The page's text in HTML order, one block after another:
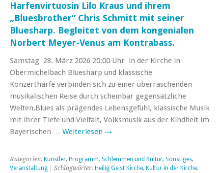
Harfenvirtuosin Lilo Kraus und ihrem
„Bluesbrother“ Chris Schmitt mit seiner
Bluesharp. Begleitet von dem kongenialen
Norbert Meyer-Venus am Kontrabass.
Samstag 28. März 2026 20:00 Uhr in der Kirche in
Obermichelbach Bluesharp und klassische
Konzertharfe verbinden sich zu einer überraschenden
musikalischen Reise durch scheinbar gegensätzliche
Welten.Blues als prägendes Lebensgefühl, klassische Musik
mit ihrer Tiefe und Vielfalt, Volksmusik aus der Kindheit im
Bayerischen … Weiterlesen →
Kategorien: Künstler, Programm, Schlemmen und Kultur, Sonstiges,
Veranstaltung | Schlagwörter: Heilig Geist Kirche, Kultur in der Kirche,